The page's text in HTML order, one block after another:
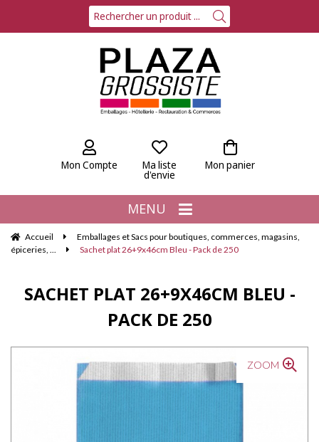
Mon Compte Mon panier
Ma liste
d'envie
MENU
Accueil
Emballages et Sacs pour boutiques, commerces, magasins,
épiceries, ...
Sachet plat 26+9x46cm Bleu - Pack de 250
SACHET PLAT 26+9X46CM BLEU -
PACK DE 250
ZOOM